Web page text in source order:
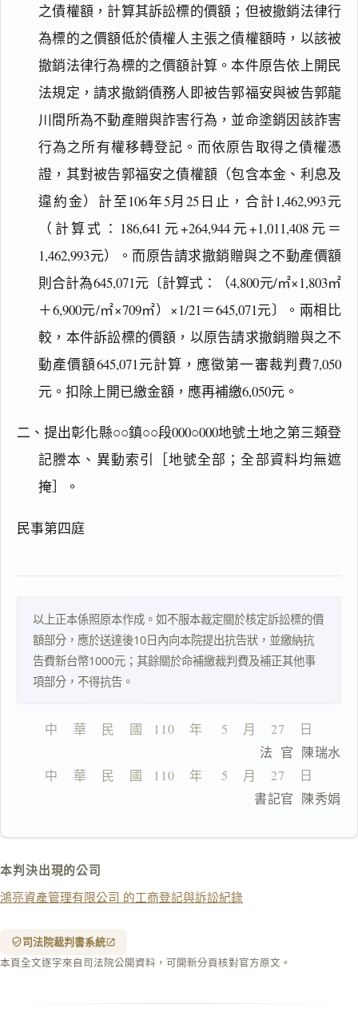
之債權額，計算其訴訟標的價額；但被撤銷法律行
為標的之價額低於債權人主張之債權額時，以該被
撤銷法律行為標的之價額計算。本件原告依上開民
法規定，請求撤銷債務人即被告郭福安與被告郭龍
川間所為不動產贈與詐害行為，並命塗銷因該詐害
行為之所有權移轉登記。而依原告取得之債權憑
證，其對被告郭福安之債權額（包含本金、利息及
違約金）計至106年5月25日止，合計1,462,993元
（計算式：186,641元+264,944元+1,011,408元＝
1,462,993元）。而原告請求撤銷贈與之不動產價額
則合計為645,071元〔計算式：（4,800元/㎡×1,803㎡
＋6,900元/㎡×709㎡）×1/21＝645,071元〕。兩相比
較，本件訴訟標的價額，以原告請求撤銷贈與之不
動產價額645,071元計算，應徵第一審裁判費7,050
元。扣除上開已繳金額，應再補繳6,050元。
二、提出彰化縣○○鎮○○段000○000地號土地之第三類登
記謄本、異動索引［地號全部；全部資料均無遮
掩］。
民事第四庭
以上正本係照原本作成。如不服本裁定關於核定訴訟標的價
額部分，應於送達後10日內向本院提出抗告狀，並繳納抗
告費新台幣1000元；其餘關於命補繳裁判費及補正其他事
項部分，不得抗告。
中    華    民    國   110    年     5    月    27    日
                              法  官  陳瑞水
中    華    民    國   110    年     5    月    27    日
                              書記官  陳秀娟
本判決出現的公司
鴻亮資產管理有限公司 的工商登記與訴訟紀錄
司法院裁判書系統
本頁全文逐字來自司法院公開資料，可開新分頁核對官方原文。
搜尋本
複
文